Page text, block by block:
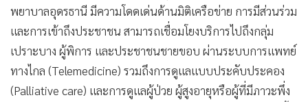
พยาบาลอุดรธานี มีความโดดเด่นด้านมิติเครือข่าย การมีส่วนร่วม
และการเข้าถึงประชาชน สามารถเชื่อมโยงบริการไปถึงกลุ่ม
เปราะบาง ผู้พิการ และประชาชนชายขอบ ผ่านระบบการแพทย์
ทางไกล (Telemedicine) รวมถึงการดูแลแบบประคับประคอง
(Palliative care) และการดูแลผู้ป่วย ผู้สูงอายุหรือผู้ที่มีภาวะพึ่ง